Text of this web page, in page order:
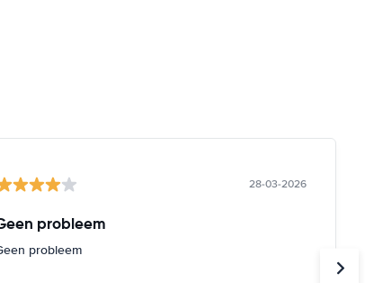
28-03-2026
probleem
probleem